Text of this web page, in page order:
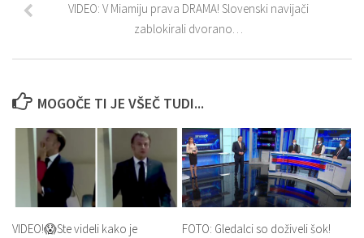
VIDEO: V Miamiju prava DRAMA! Slovenski navijači
zablokirali dvorano…
MOGOČE TI JE VŠEČ TUDI...
VIDEO!😱Ste videli kako je
FOTO: Gledalci so doživeli šok!